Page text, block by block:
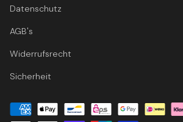
Datenschutz
AGB's
Widerrufsrecht
Sicherheit